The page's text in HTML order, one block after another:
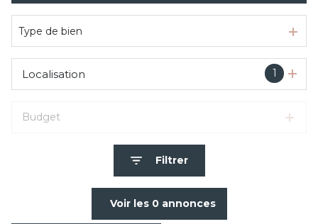
Type de bien
1
Localisation
Budget
Filtrer
Voir les 0annonces